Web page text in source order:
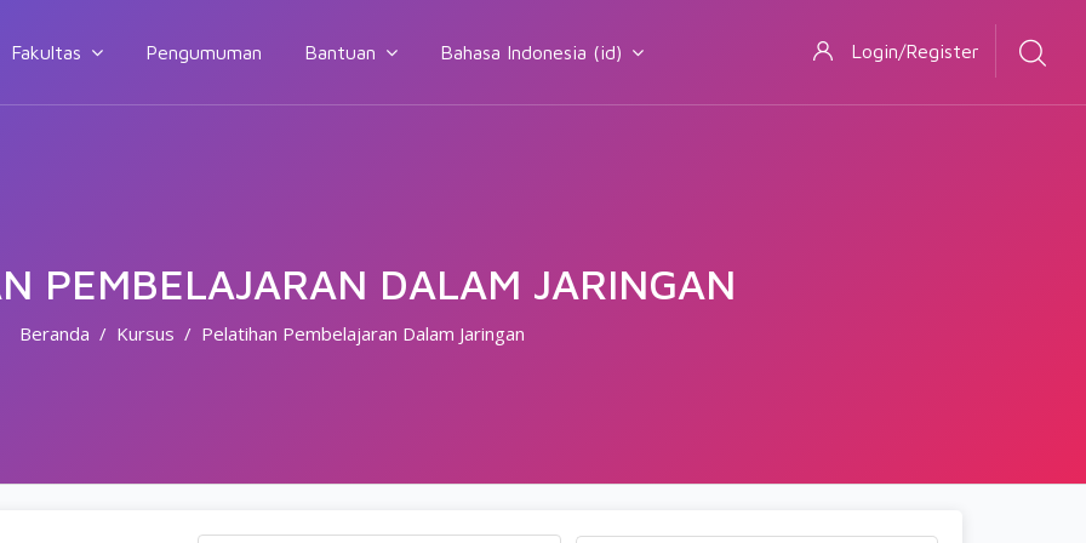
Fakultas Pengumuman Bantuan Bahasa Indonesia ‎(id)‎ Login/Register
PEMBELAJARAN DALAM JARINGAN
Beranda Kursus Pelatihan Pembelajaran Dalam Jaringan